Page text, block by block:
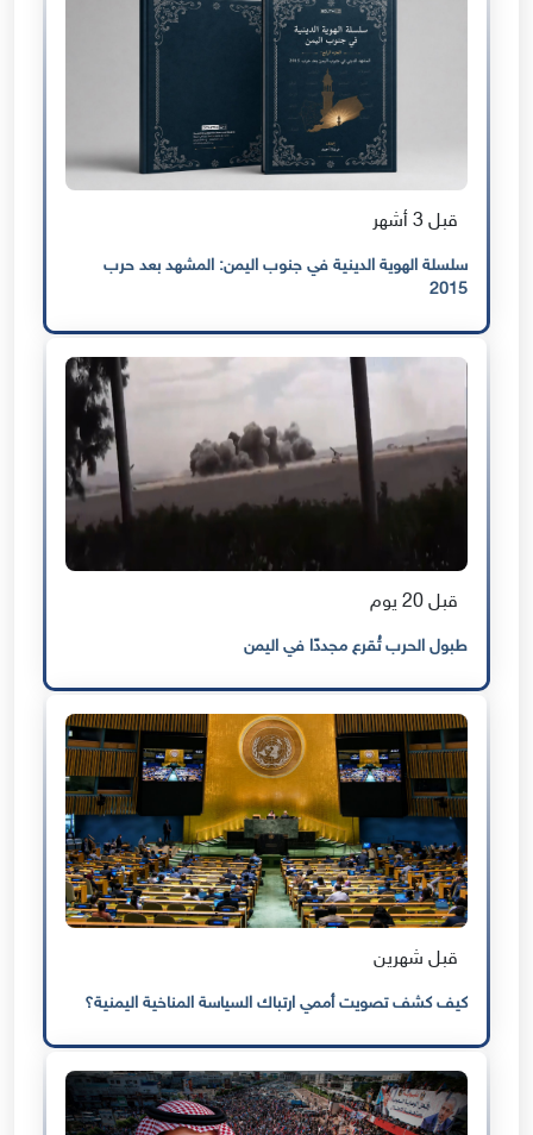
قبل 3 أشهر
سلسلة الهوية الدينية في جنوب اليمن: المشهد بعد حرب
2015
قبل 20 يوم
طبول الحرب تُقرع مجددًا في اليمن
قبل شهرين
كيف كشف تصويت أممي ارتباك السياسة المناخية اليمنية؟